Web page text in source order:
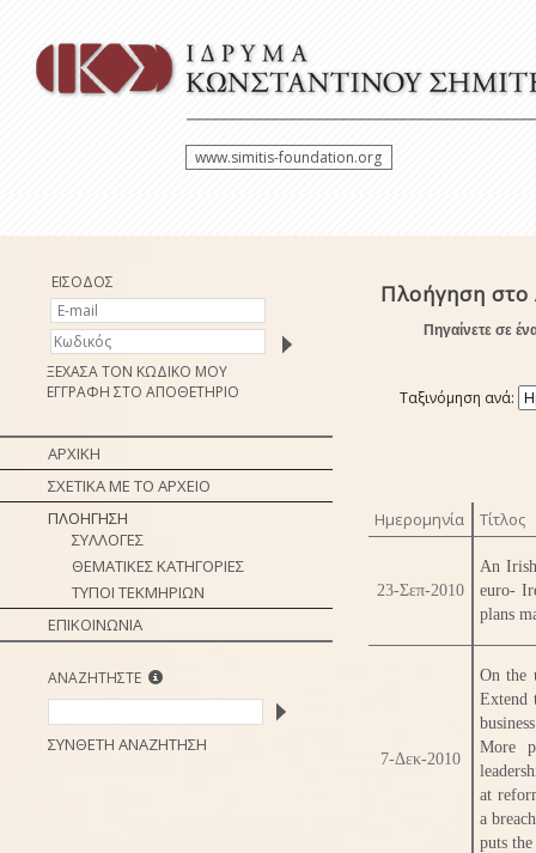
www.simitis-foundation.org
ΕΙΣΟΔΟΣ
ΞΕΧΑΣΑ ΤΟΝ ΚΩΔΙΚΟ ΜΟΥ
ΕΓΓΡΑΦΗ ΣΤΟ ΑΠΟΘΕΤΗΡΙΟ
ΑΡΧΙΚΗ
ΣΧΕΤΙΚΑ ΜΕ ΤΟ ΑΡΧΕΙΟ
ΠΛΟΗΓΗΣΗ
ΣΥΛΛΟΓΕΣ
ΘΕΜΑΤΙΚΕΣ ΚΑΤΗΓΟΡΙΕΣ
ΤΥΠΟΙ ΤΕΚΜΗΡΙΩΝ
ΕΠΙΚΟΙΝΩΝΙΑ
ΑΝΑΖΗΤΗΣΤΕ
ΣΥΝΘΕΤΗ ΑΝΑΖΗΤΗΣΗ
Πλοήγηση στο
Πηγαίνετε σε
Ταξινόμηση ανά:
Ημερομηνία Τίτλος
23-Σεπ-2010
An
euro-
plans
7-Δεκ-2010
On the
Extend
More
at
a
puts